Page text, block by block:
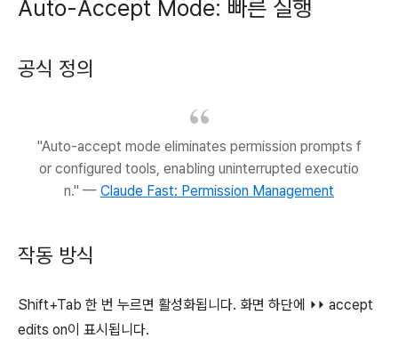
Auto-Accept Mode: 빠른 실행
공식 정의
"Auto-accept mode eliminates permission prompts f
or configured tools, enabling uninterrupted executio
n." — Claude Fast: Permission Management
작동 방식
Shift+Tab 한 번 누르면 활성화됩니다. 화면 하단에 ⏵⏵ accept
edits on이 표시됩니다.